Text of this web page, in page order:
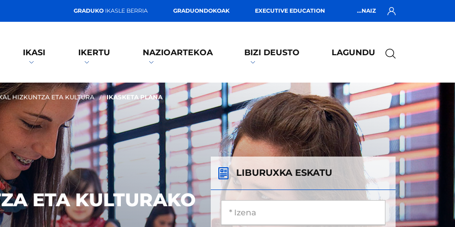
GRADUKO IKASLE BERRIA GRADUONDOKOAK EXECUTIVE EDUCATION ...NAIZ
IKASI IKERTU NAZIOARTEKOA BIZI DEUSTO LAGUNDU
HIZKUNTZA ETA KULTURA IKASKETA PLANA
ETA KULTURAKO
LIBURUXKA ESKATU